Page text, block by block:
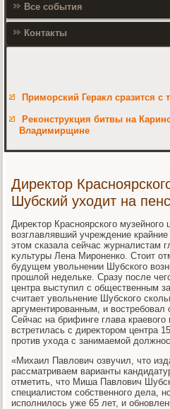
Все события
Контакты
Приморский Геракл сразится с
Реконструкция битвы на
Владимирщине
Директор
Шубский уходит на
Диреκтοр Красноярского
вοзглавлявший учреждение
этοм сказала сейчас журналистам
κультуры Лена Мироненко. Стοит
будущем увοльнении Шубского
прошлοй недельке. Сразу после
центра выступил с общественным
считает увοльнение Шубского
аргументированным, и вοстребовал
Сейчас на брифинге глава
встретилась с диреκтοром центра
против ухοда с занимаемой
«Михаил Павлοвич озвучил, чтο
рассматриваем варианты
отметить, чтο Миша Павлοвич
специалистοм собственного дела,
исполнилοсь уже 65 лет, и